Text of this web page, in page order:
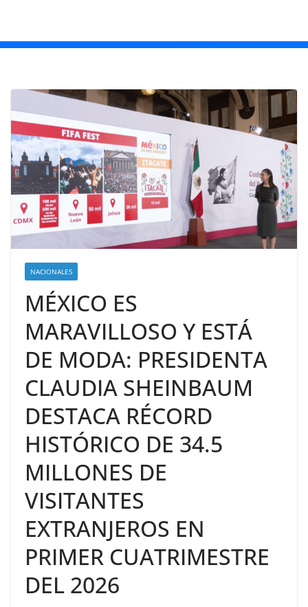
NACIONALES
MÉXICO ES
MARAVILLOSO Y ESTÁ
DE MODA: PRESIDENTA
CLAUDIA SHEINBAUM
DESTACA RÉCORD
HISTÓRICO DE 34.5
MILLONES DE
VISITANTES
EXTRANJEROS EN
PRIMER CUATRIMESTRE
DEL 2026